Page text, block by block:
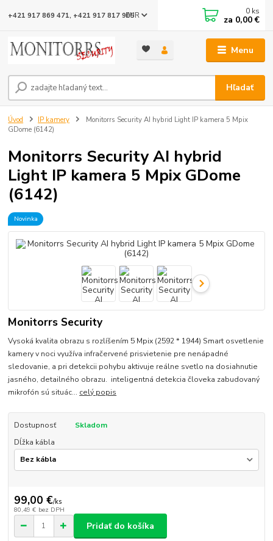
Menu
EUR
Hľadať
+421 917 869 471, +421 917 817 905 0 ks
za 0,00 €
Úvod IP kamery
Monitorrs Security AI hybrid Light IP kamera 5 Mpix
GDome (6142)
Monitorrs Security AI hybrid
Light IP kamera 5 Mpix GDome
(6142)
Novinka
Monitorrs Security
Vysoká kvalita obrazu s rozlíšením 5 Mpix (2592 * 1944) Smart osvetlenie
kamery v noci využíva infračervené prisvietenie pre nenápadné
sledovanie, a pri detekcii pohybu aktivuje reálne svetlo na dosiahnutie
jasného, detailného obrazu. inteligentná detekcia človeka zabudovaný
mikrofón sú situác... celý popis
Dostupnosť
Skladom
Dĺžka kábla
99,00 €/ks
80,49 € bez DPH
Pridať do košíka